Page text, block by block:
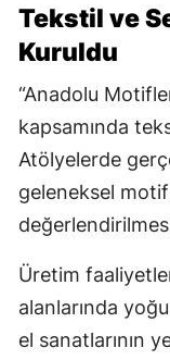
Tekstil ve
Kuruldu
“Anadolu
kapsamında
Atölyelerde
geleneksel
Üretim
alanlarında
el sanatlarının